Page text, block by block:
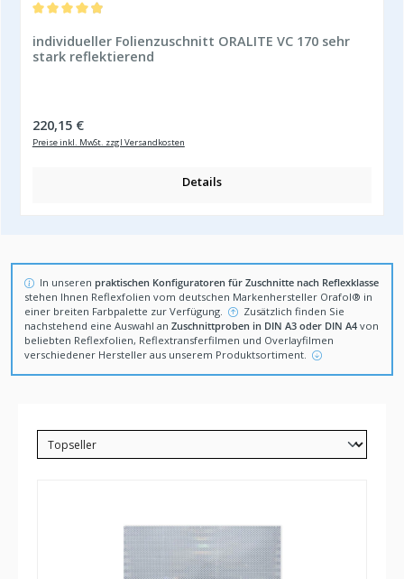
individueller Folienzuschnitt ORALITE VC 170 sehr
stark reflektierend
Regulärer Preis:
220,15 €
Preise inkl. MwSt. zzgl Versandkosten
Details
Hinweis zu Zuschnitten
In unseren praktischen Konfiguratoren für Zuschnitte nach Reflexklasse
stehen Ihnen Reflexfolien vom deutschen Markenhersteller Orafol® in
einer breiten Farbpalette zur Verfügung.
Zusätzlich finden Sie
nachstehend eine Auswahl an Zuschnittproben in DIN A3 oder DIN A4von
beliebten Reflexfolien, Reflextransferfilmen und Overlayfilmen
verschiedener Hersteller aus unserem Produktsortiment.